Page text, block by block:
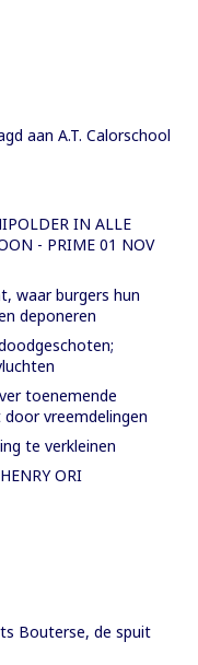
aan A.T. Calorschool
IN ALLE
- PRIME 01 NOV
waar burgers hun
deponeren
toenemende
vreemdelingen
te verkleinen
ORI
Bouterse, de spuit